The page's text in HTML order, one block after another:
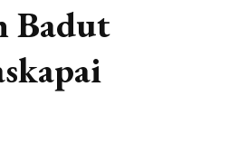
Badut